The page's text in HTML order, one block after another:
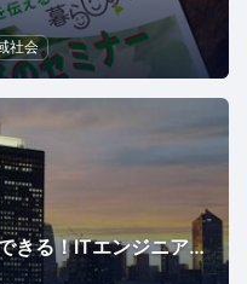
社会
ITはもっと社会に貢献できる！ITエンジニアは、もっとヒーローになれる！～マジキャリ～